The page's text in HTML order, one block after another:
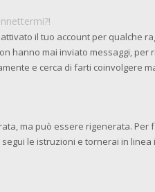
il tuo account per qualche
hanno mai inviato messaggi, per
e cerca di farti coinvolgere
ma può essere rigenerata. Per
segui le istruzioni e tornerai in linea